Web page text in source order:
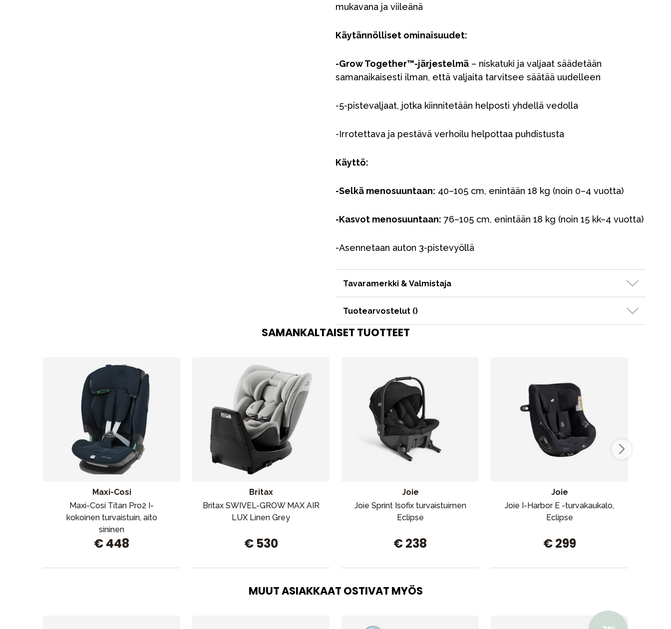
mukavana ja viileänä
Käytännölliset ominaisuudet:
-Grow Together™-järjestelmä – niskatuki ja valjaat säädetään
samanaikaisesti ilman, että valjaita tarvitsee säätää uudelleen
-5-pistevaljaat, jotka kiinnitetään helposti yhdellä vedolla
-Irrotettava ja pestävä verhoilu helpottaa puhdistusta
Käyttö:
-Selkä menosuuntaan: 40–105 cm, enintään 18 kg (noin 0–4 vuotta)
-Kasvot menosuuntaan: 76–105 cm, enintään 18 kg (noin 15 kk–4 vuotta)
-Asennetaan auton 3-pistevyöllä
Tavaramerkki & Valmistaja
Tuotearvostelut ()
SAMANKALTAISET TUOTTEET
Maxi-Cosi
Maxi-Cosi Titan Pro2 I-
kokoinen turvaistuin, aito
sininen
€ 448
Britax
Britax SWIVEL-GROW MAX AIR
LUX Linen Grey
€ 530
Joie
Joie Sprint Isofix turvaistuimen
Eclipse
€ 238
Joie
Joie I-Harbor E -turvakaukalo,
Eclipse
€ 299
MUUT ASIAKKAAT OSTIVAT MYÖS
Äiti & Isä
Tarvikkeet
Kampanjat
Suosikit
Ota meihin yhteyttä osoitteessa Myymälämme